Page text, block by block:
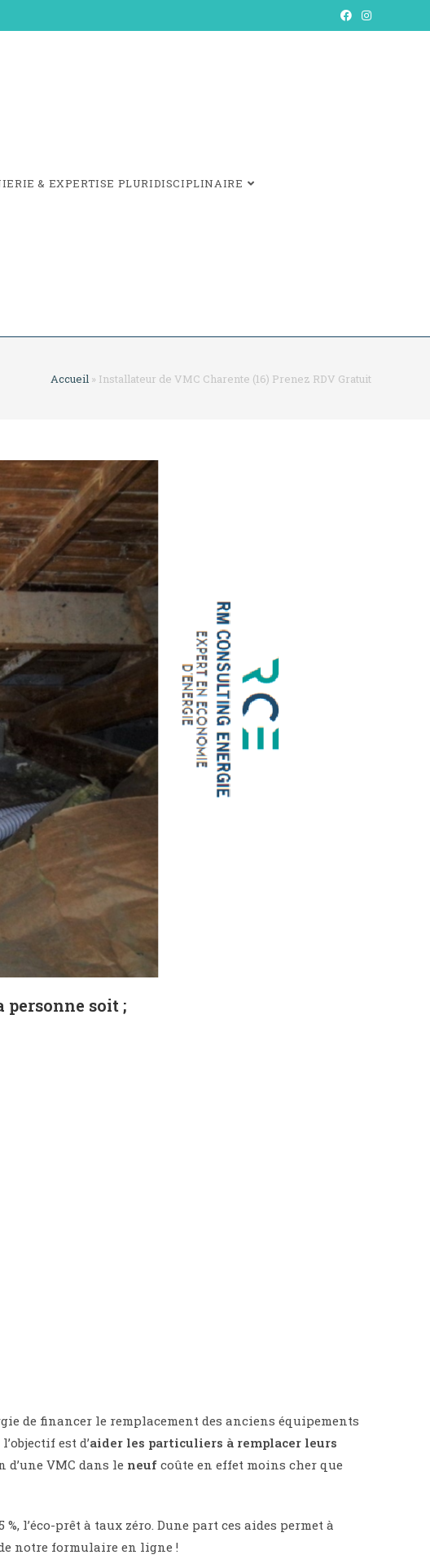
& EXPERTISE PLURIDISCIPLINAIRE
Accueil » Installateur de VMC Charente (16) Prenez RDV Gratuit
personne soit ;
de financer le remplacement des anciens équipements
est d’aider les particuliers à remplacer leurs
VMC dans le neuf coûte en effet moins cher que
l’éco-prêt à taux zéro. Dune part ces aides permet à
notre formulaire en ligne !